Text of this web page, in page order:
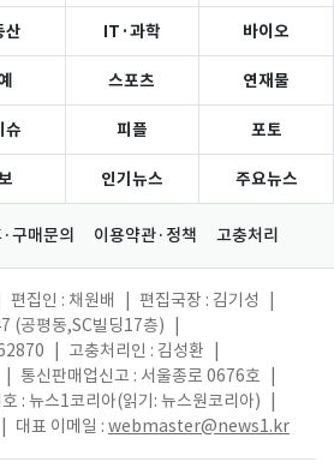
산 IT·과학 바이오
스포츠 연재물
슈 피플 포토
인기뉴스 주요뉴스
구매문의 이용약관·정책 고충처리
편집인 : 채원배 편집국장 : 김기성
(공평동,SC빌딩17층)
고충처리인 : 김성환
통신판매업신고 : 서울종로 0676호
: 뉴스1코리아(읽기: 뉴스원코리아)
대표 이메일 : webmaster@news1.kr